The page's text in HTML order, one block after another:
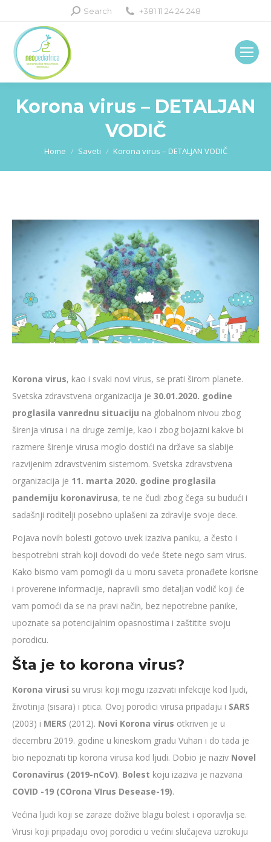
Search:
Search +381 11 24 24 248
Korona virus – DETALJAN
VODIČ
You are here:
Home Saveti Korona virus – DETALJAN VODIČ
Korona virus, kao i svaki novi virus, se prati širom planete.
Svetska zdravstvena organizacija je 30.01.2020. godine
proglasila vanrednu situaciju na globalnom nivou zbog
širenja virusa i na druge zemlje, kao i zbog bojazni kakve bi
razmere širenje virusa moglo dostići na države sa slabije
razvijenim zdravstvenim sistemom. Svetska zdravstvena
organizacija je 11. marta 2020. godine proglasila
pandemiju koronavirusa, te ne čudi zbog čega su budući i
sadašnji roditelji posebno uplašeni za zdravlje svoje dece.
Pojava novih bolesti gotovo uvek izaziva paniku, a često i
bespotrebni strah koji dovodi do veće štete nego sam virus.
Kako bismo vam pomogli da u moru saveta pronađete korisne
i proverene informacije, napravili smo detaljan vodič koji će
vam pomoći da se na pravi način, bez nepotrebne panike,
upoznate sa potencijalnim opasnostima i zaštitite svoju
porodicu.
Šta je to korona virus?
Korona virusi su virusi koji mogu izazvati infekcije kod ljudi,
životinja (sisara) i ptica. Ovoj porodici virusa pripadaju i SARS
(2003) i MERS (2012). Novi Korona virus otkriven je u
decembru 2019. godine u kineskom gradu Vuhan i do tada je
bio nepoznati tip korona virusa kod ljudi. Dobio je naziv Novel
Coronavirus (2019-nCoV). Bolest koju izaziva je nazvana
COVID -19 (COrona VIrus Desease-19).
Većina ljudi koji se zaraze dožive blagu bolest i oporavlja se.
Virusi koji pripadaju ovoj porodici u većini slučajeva uzrokuju